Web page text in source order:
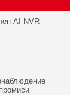
AI NVR